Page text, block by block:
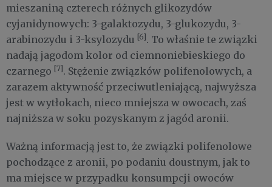
mieszaniną czterech różnych glikozydów
cyjanidynowych: 3-galaktozydu, 3-glukozydu, 3-
arabinozydu i 3-ksylozydu [6] . To właśnie te związki
nadają jagodom kolor od ciemnoniebieskiego do
czarnego [7] . Stężenie związków polifenolowych, a
zarazem aktywność przeciwutleniającą, najwyższa
jest w wytłokach, nieco mniejsza w owocach, zaś
najniższa w soku pozyskanym z jagód aronii.
Ważną informacją jest to, że związki polifenolowe
pochodzące z aronii, po podaniu doustnym, jak to
ma miejsce w przypadku konsumpcji owoców